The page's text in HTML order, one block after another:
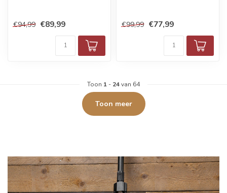
€94,99 €89,99 €99,99 €77,99
Toon 1 - 24van 64
Toon meer